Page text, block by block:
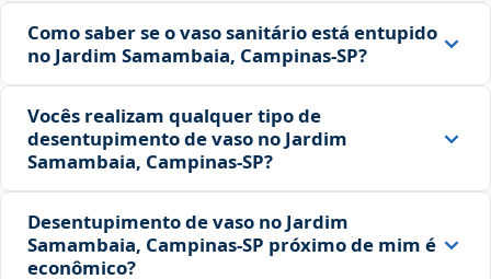
Como saber se o vaso sanitário está entupido
no Jardim Samambaia, Campinas‑SP?
Vocês realizam qualquer tipo de
desentupimento de vaso no Jardim
Samambaia, Campinas‑SP?
Desentupimento de vaso no Jardim
Samambaia, Campinas‑SP próximo de mim é
econômico?